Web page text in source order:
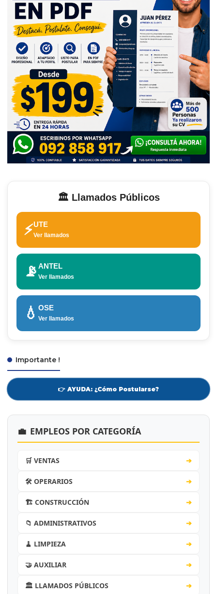
🏛️ Llamados Públicos
⚡UTE
Ver llamados
📡 ANTEL
Ver llamados
💧 OSE
Ver llamados
Importante !
👉 AYUDA: ¿Cómo Postularse?
💼 EMPLEOS POR CATEGORÍA
🛒 VENTAS ➔
🛠️ OPERARIOS ➔
🏗️ CONSTRUCCIÓN ➔
📁 ADMINISTRATIVOS ➔
🧹 LIMPIEZA ➔
🤝 AUXILIAR ➔
🏛️ LLAMADOS PÚBLICOS ➔